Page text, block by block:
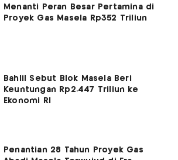
Menanti Peran Besar Pertamina di
Proyek Gas Masela Rp352 Triliun
Bahlil Sebut Blok Masela Beri
Keuntungan Rp2.447 Triliun ke
Ekonomi RI
Penantian 28 Tahun Proyek Gas